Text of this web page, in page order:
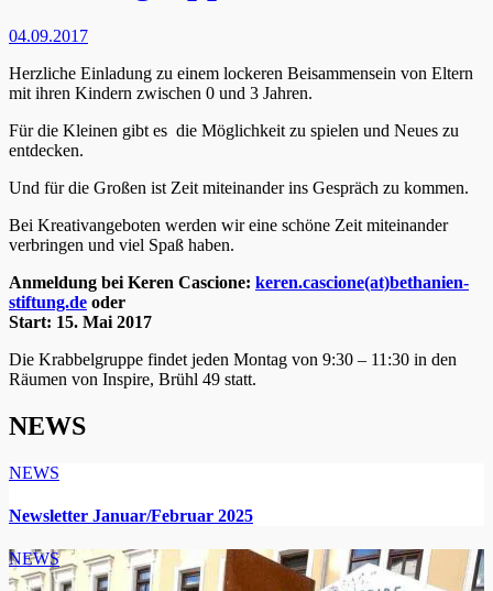
04.09.2017
Herzliche Einladung zu einem lockeren Beisammensein von Eltern
mit ihren Kindern zwischen 0 und 3 Jahren.
Für die Kleinen gibt es die Möglichkeit zu spielen und Neues zu
entdecken.
Und für die Großen ist Zeit miteinander ins Gespräch zu kommen.
Bei Kreativangeboten werden wir eine schöne Zeit miteinander
verbringen und viel Spaß haben.
Anmeldung bei Keren Cascione: keren.cascione(at)bethanien-
stiftung.de oder
Start: 15. Mai 2017
Die Krabbelgruppe findet jeden Montag von 9:30 – 11:30 in den
Räumen von Inspire, Brühl 49 statt.
NEWS
NEWS
Newsletter Januar/Februar 2025
NEWS